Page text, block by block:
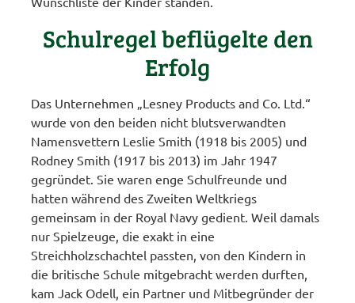
Schulregel beflügelte den
Erfolg
Das Unternehmen „Lesney Products and Co. Ltd.“
wurde von den beiden nicht blutsverwandten
Namensvettern Leslie Smith (1918 bis 2005) und
Rodney Smith (1917 bis 2013) im Jahr 1947
gegründet. Sie waren enge Schulfreunde und
hatten während des Zweiten Weltkriegs
gemeinsam in der Royal Navy gedient. Weil damals
nur Spielzeuge, die exakt in eine
Streichholzschachtel passten, von den Kindern in
die britische Schule mitgebracht werden durften,
kam Jack Odell, ein Partner und Mitbegründer der